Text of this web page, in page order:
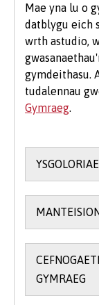
dewisol a
Mae hefyd
debygol o
enghraifft
Seremoni
£75) a chost
Mae yna lu o
datblygu eich
wrth astudio,
gymdeithasu.
tudalennau
Gymraeg.
Mae
trwy
Prif
Mae
gael
GYMRAEG